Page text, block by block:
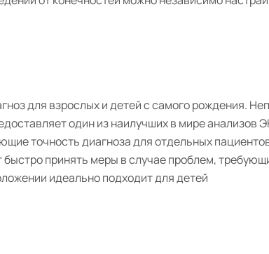
для взрослых и детей с самого рождения.
один из наилучших в мире анализов
точность диагноза для отдельных
принять меры в случае проблем,
идеально подходит для детей